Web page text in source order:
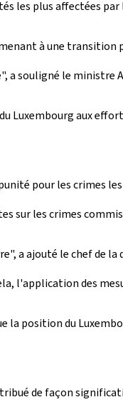
les plus affectées
à une
a souligné le
Luxembourg aux
pour les crimes
sur les crimes commis
a ajouté le chef de
l'application des
la position du
de façon